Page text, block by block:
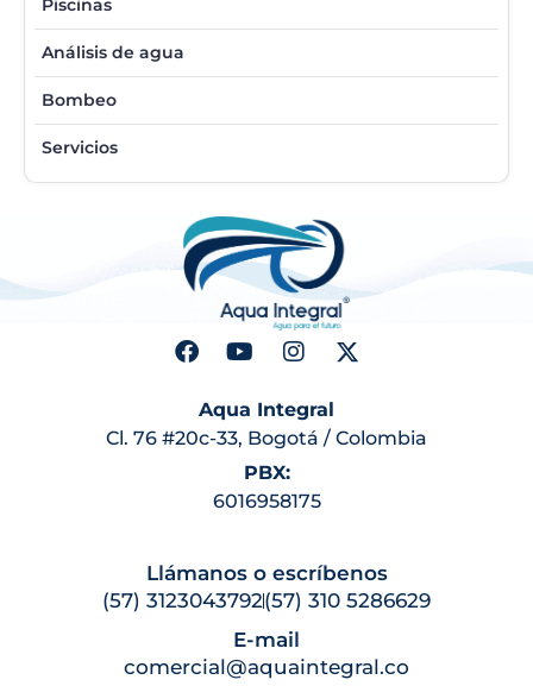
Piscinas
Análisis de agua
Bombeo
Servicios
Aqua Integral
Cl. 76 #20c-33, Bogotá / Colombia
PBX:
6016958175
Llámanos o escríbenos
(57) 3123043792(57) 310 5286629
E-mail
comercial@aquaintegral.co